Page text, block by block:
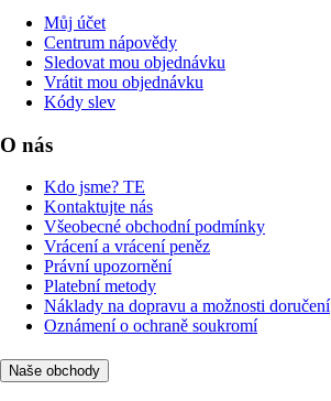
Můj účet
Centrum nápovědy
Sledovat mou objednávku
Vrátit mou objednávku
Kódy slev
O nás
Kdo jsme? TE
Kontaktujte nás
Všeobecné obchodní podmínky
Vrácení a vrácení peněz
Právní upozornění
Platební metody
Náklady na dopravu a možnosti doručení
Oznámení o ochraně soukromí
Naše obchody